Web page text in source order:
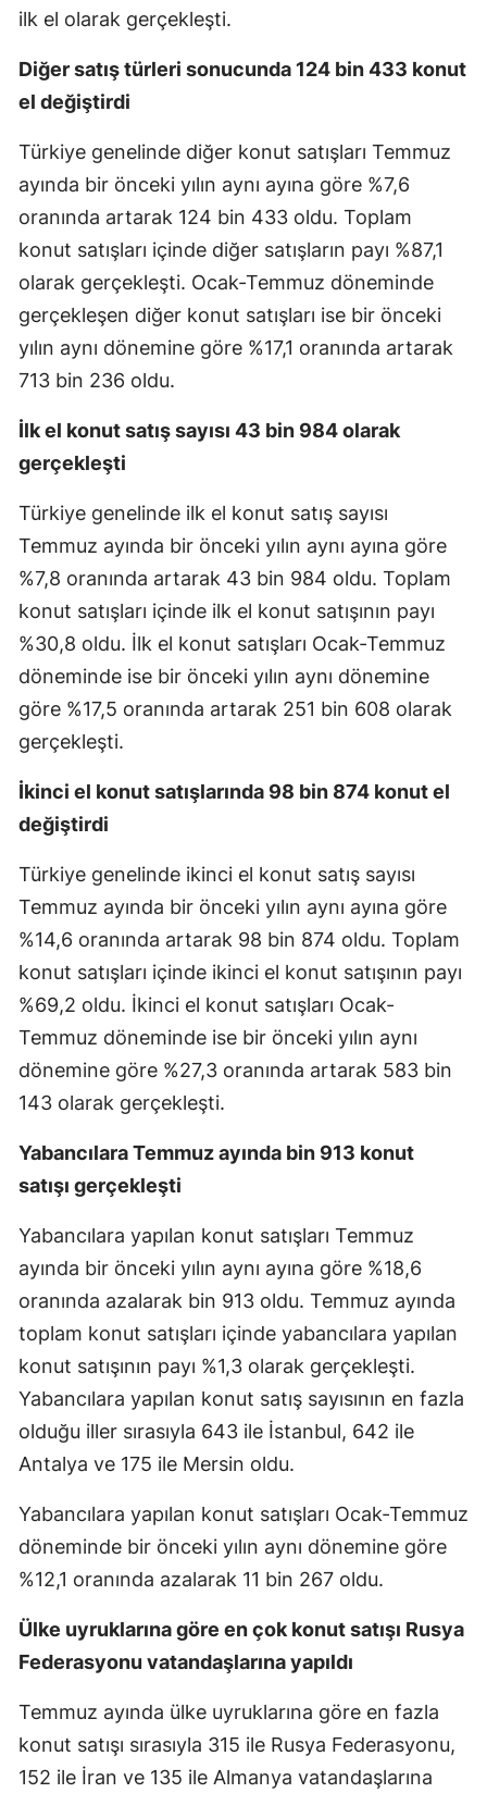
ilk el olarak gerçekleşti.
Diğer satış türleri sonucunda 124 bin 433 konut
el değiştirdi
Türkiye genelinde diğer konut satışları Temmuz
ayında bir önceki yılın aynı ayına göre %7,6
oranında artarak 124 bin 433 oldu. Toplam
konut satışları içinde diğer satışların payı %87,1
olarak gerçekleşti. Ocak-Temmuz döneminde
gerçekleşen diğer konut satışları ise bir önceki
yılın aynı dönemine göre %17,1 oranında artarak
713 bin 236 oldu.
İlk el konut satış sayısı 43 bin 984 olarak
gerçekleşti
Türkiye genelinde ilk el konut satış sayısı
Temmuz ayında bir önceki yılın aynı ayına göre
%7,8 oranında artarak 43 bin 984 oldu. Toplam
konut satışları içinde ilk el konut satışının payı
%30,8 oldu. İlk el konut satışları Ocak-Temmuz
döneminde ise bir önceki yılın aynı dönemine
göre %17,5 oranında artarak 251 bin 608 olarak
gerçekleşti.
İkinci el konut satışlarında 98 bin 874 konut el
değiştirdi
Türkiye genelinde ikinci el konut satış sayısı
Temmuz ayında bir önceki yılın aynı ayına göre
%14,6 oranında artarak 98 bin 874 oldu. Toplam
konut satışları içinde ikinci el konut satışının payı
%69,2 oldu. İkinci el konut satışları Ocak-
Temmuz döneminde ise bir önceki yılın aynı
dönemine göre %27,3 oranında artarak 583 bin
143 olarak gerçekleşti.
Yabancılara Temmuz ayında bin 913 konut
satışı gerçekleşti
Yabancılara yapılan konut satışları Temmuz
ayında bir önceki yılın aynı ayına göre %18,6
oranında azalarak bin 913 oldu. Temmuz ayında
toplam konut satışları içinde yabancılara yapılan
konut satışının payı %1,3 olarak gerçekleşti.
Yabancılara yapılan konut satış sayısının en fazla
olduğu iller sırasıyla 643 ile İstanbul, 642 ile
Antalya ve 175 ile Mersin oldu.
Yabancılara yapılan konut satışları Ocak-Temmuz
döneminde bir önceki yılın aynı dönemine göre
%12,1 oranında azalarak 11 bin 267 oldu.
Ülke uyruklarına göre en çok konut satışı Rusya
Federasyonu vatandaşlarına yapıldı
Temmuz ayında ülke uyruklarına göre en fazla
konut satışı sırasıyla 315 ile Rusya Federasyonu,
152 ile İran ve 135 ile Almanya vatandaşlarına